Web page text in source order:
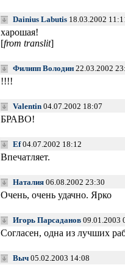
Dainius Labutis 18.03.2002
харошая!
[from translit]
Филипп Володин 22.03.2002
!!!!
Valentin 04.07.2002 18:07
БРАВО!
Ef04.07.2002 18:12
Впечатляет.
Наталия 06.08.2002 23:30
Очень, очень удачно. Ярко
Игорь Парсаданов 09.01.2003
Согласен, одна из лучших
Выч 05.02.2003 14:08